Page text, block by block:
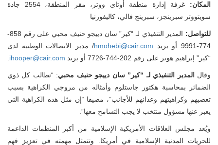
المكان:
غرفة إدارة منطقة أوتاي ووتر، مقر المنطقة، 2554 جادة
سويتووتر سبرينجز، سبرينج فالي، كاليفورنيا
للتواصل:
المدير التنفيذي لـ “كير” سان دييجو حنيف محبي على رقم 858-
774-9991 أو بريد
hmohebi@cair.com/ مدير الاتصالات الوطنية لدى
“كير” إبراهيم هوبر على رقم 202-744-7726 أو بريد
ihooper@cair.com
.
وقالالمدير التنفيذي لـ “كير” سان دييجو حنيف محبي: “نطالب كل ذوي
الضمائر بمحاسبة هكتور جاستلوم وأمثاله من مروجي الكراهية بسبب
تعصبهم وكراهيتهم وعدائهم للأجانب”، مضيفا “إن مثل هذه الكراهية التي
يعبر عنها مسؤول منتخب لا يجب التسامح معها”.
ويُعد مجلس العلاقات الأمريكية الإسلامية من أكبر المنظمات الداعمة
للحريات المدنية الإسلامية في أمريكا. وتتمثل مهمته في تعزيز فهم